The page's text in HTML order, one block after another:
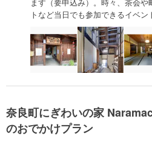
トなど当日でも参加できるイベン
奈良町にぎわいの家
のおでかけプラン